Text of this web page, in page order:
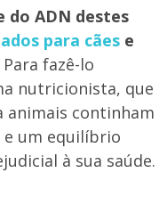
do ADN destes
para cães e
Para fazê-lo
nutricionista, que
animais continham
um equilíbrio
à sua saúde.